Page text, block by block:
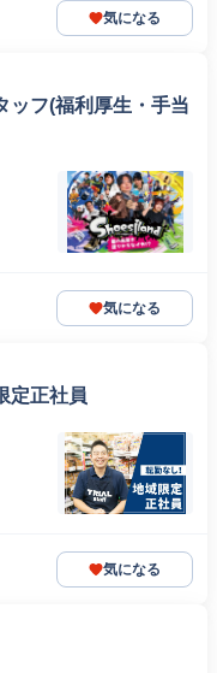
気になる
ッフ(福利厚生・手当
気になる
定正社員
気になる